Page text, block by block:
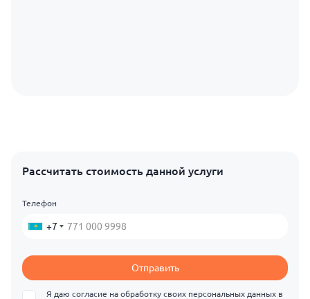
Рассчитать стоимость данной услуги
Телефон
+7
Отправить
Я даю согласие на обработку своих персональных данных в